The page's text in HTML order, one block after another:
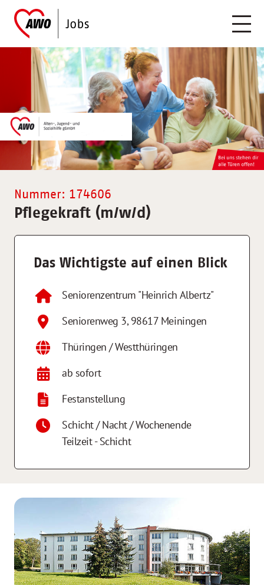
Nummer: 174606
Pflegekraft (m/w/d)
Das Wichtigste auf einen Blick
Seniorenzentrum "Heinrich Albertz"
Seniorenweg 3,98617 Meiningen
Thüringen / Westthüringen
ab sofort
Festanstellung
Schicht / Nacht / Wochenende
Teilzeit - Schicht